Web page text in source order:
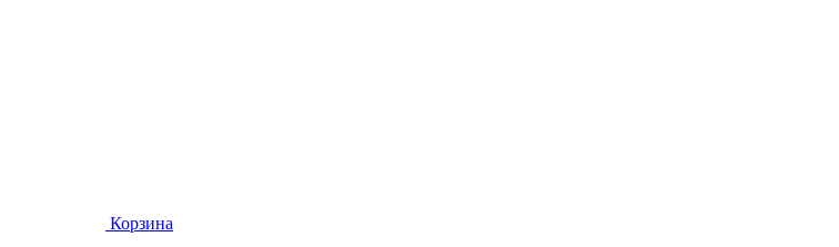
Корзина